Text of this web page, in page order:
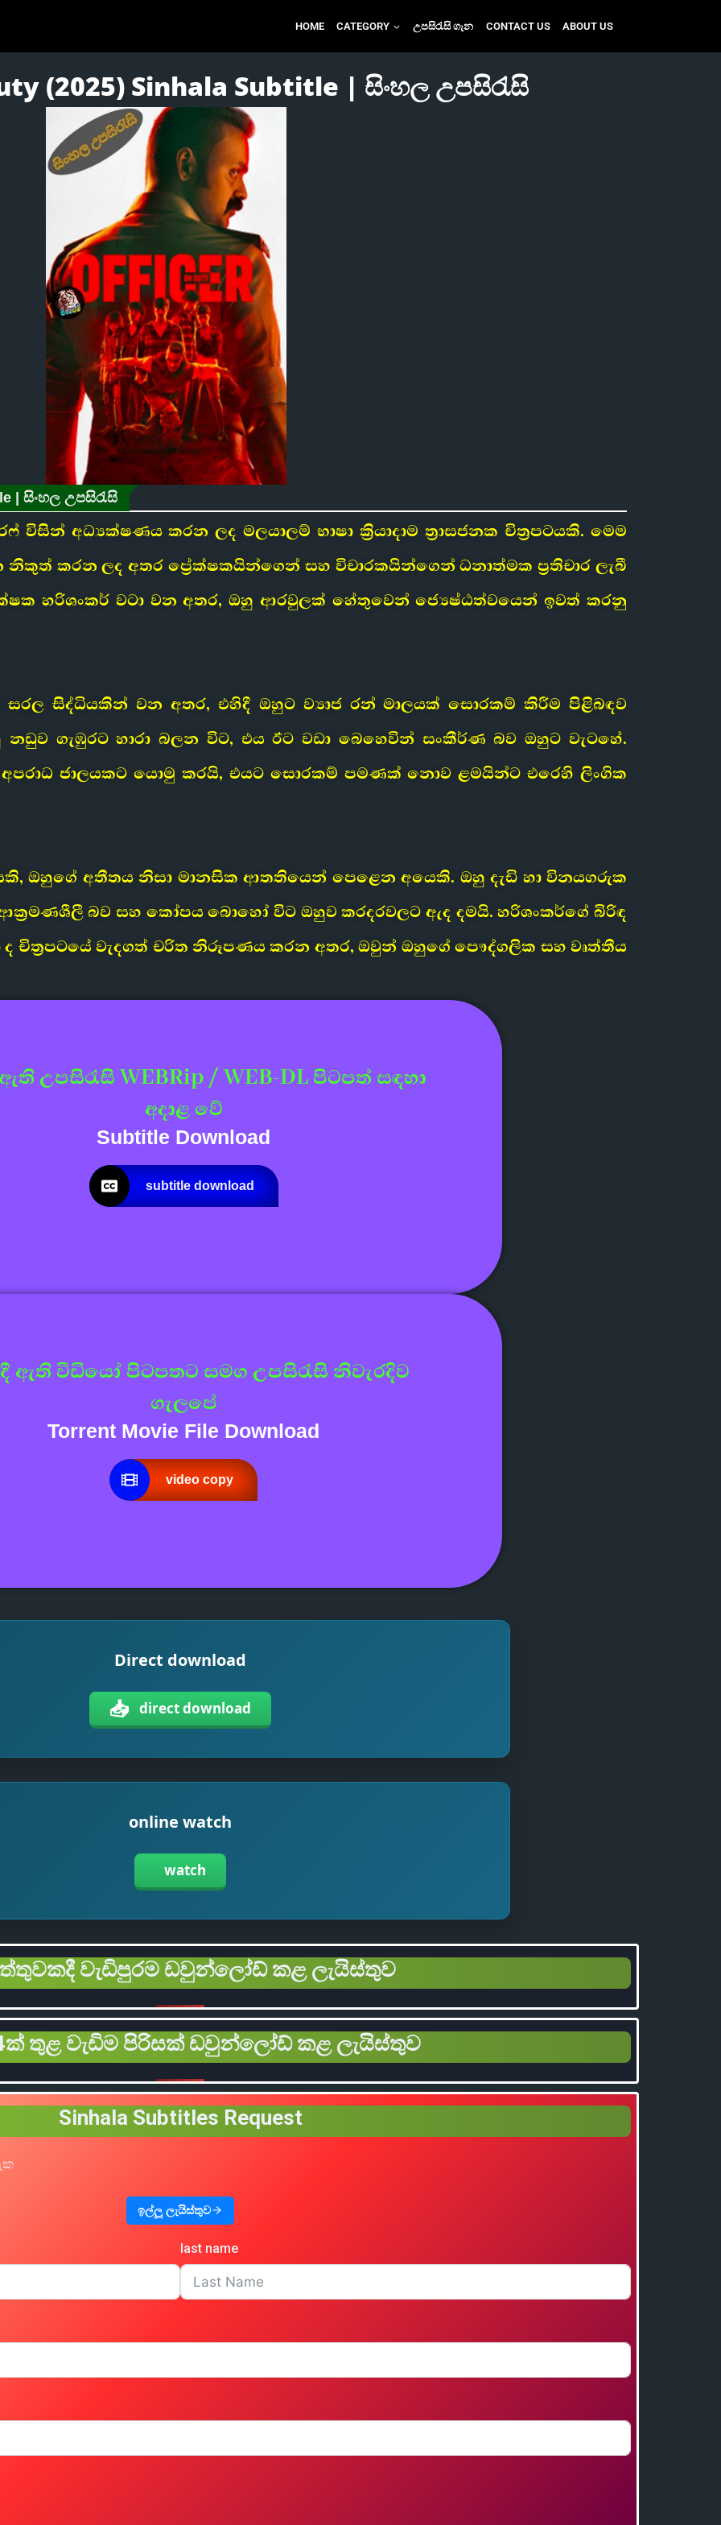
HOME CATEGORY උපසිරැසි ගැන CONTACT US ABOUT US
(2025) Sinhala Subtitle | සිංහල උපසිරැසි
| සිංහල උපසිරැසි
විසින් අධ්‍යක්ෂණය කරන ලද මලයාලම් භාෂා ක්‍රියාදාම ත්‍රාසජනක චිත්‍රපටයකි. මෙම
නිකුත් කරන ලද අතර ප්‍රේක්ෂකයින්ගෙන් සහ විචාරකයින්ගෙන් ධනාත්මක ප්‍රතිචාර ලැබී
හරිශංකර් වටා වන අතර, ඔහු ආරවුලක් හේතුවෙන් ජ්‍යෙෂ්ඨත්වයෙන් ඉවත් කරනු
සිද්ධියකින් වන අතර, එහිදී ඔහුට ව්‍යාජ රන් මාලයක් සොරකම් කිරීම පිළිබඳව
ගැඹුරට හාරා බලන විට, එය ඊට වඩා බෙහෙවින් සංකීර්ණ බව ඔහුට වැටහේ.
අපරාධ ජාලයකට යොමු කරයි, එයට සොරකම් පමණක් නොව ළමයින්ට එරෙහි ලිංගික
ඔහුගේ අතීතය නිසා මානසික ආතතියෙන් පෙළෙන අයෙකි. ඔහු දැඩි හා විනයගරුක
බව සහ කෝපය බොහෝ විට ඔහුව කරදරවලට ඇද දමයි. හරිශංකර්ගේ බිරිඳ
චිත්‍රපටයේ වැදගත් චරිත නිරූපණය කරන අතර, ඔවුන් ඔහුගේ පෞද්ගලික සහ වෘත්තීය
උපසිරැසි WEBRip / WEB-DL පිටපත් සඳහා
අදාළ වේ
Subtitle Download
subtitle download
ඇති වීඩියෝ පිටපතට සමග උපසිරැසි නිවැරදිව
ගැලපේ
Torrent Movie File Download
video copy
Direct download
📥 direct download
online watch
watch
වැඩිපුරම ඩවුන්ලෝඩ් කළ ලැයිස්තුව
තුළ වැඩිම පිරිසක් ඩවුන්ලෝඩ් කළ ලැයිස්තුව
Sinhala Subtitles Request
ඉල්ලූ ලැයිස්තුව
last name